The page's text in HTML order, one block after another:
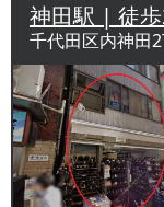
神田駅 | 徒
千代田区内神田2